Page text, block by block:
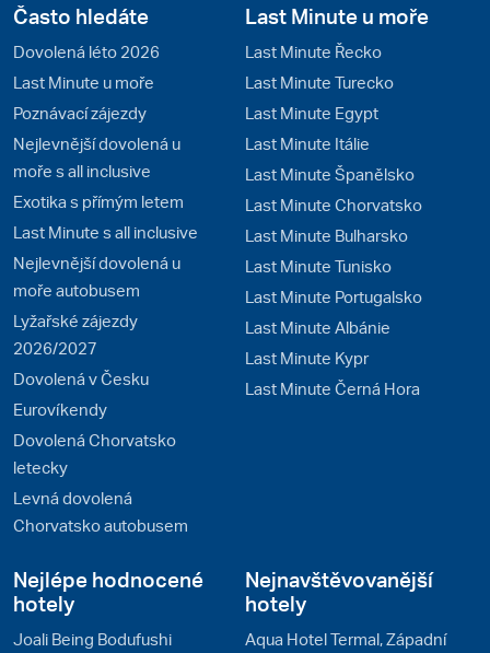
Často hledáte
Dovolená léto 2026
Last Minute u moře
Poznávací zájezdy
Nejlevnější dovolená u
moře s all inclusive
Exotika s přímým letem
Last Minute s all inclusive
Nejlevnější dovolená u
moře autobusem
Lyžařské zájezdy
2026/2027
Dovolená v Česku
Eurovíkendy
Dovolená Chorvatsko
letecky
Levná dovolená
Chorvatsko autobusem
Last Minute u moře
Last Minute Řecko
Last Minute Turecko
Last Minute Egypt
Last Minute Itálie
Last Minute Španělsko
Last Minute Chorvatsko
Last Minute Bulharsko
Last Minute Tunisko
Last Minute Portugalsko
Last Minute Albánie
Last Minute Kypr
Last Minute Černá Hora
Nejlépe hodnocené
hotely
Joali Being Bodufushi
Nejnavštěvovanější
hotely
Aqua Hotel Termal, Západní